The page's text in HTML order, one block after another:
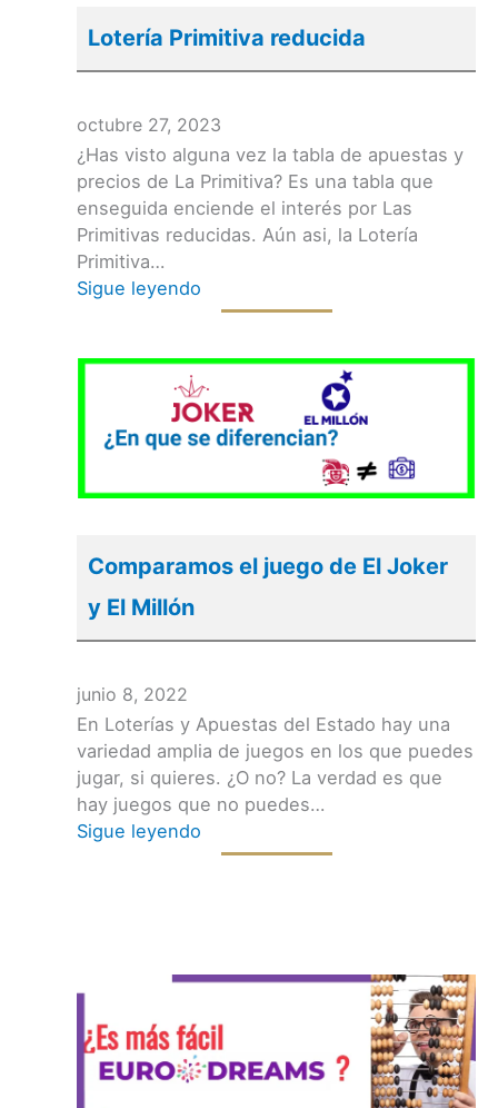
Lotería Primitiva reducida
octubre 27, 2023
¿Has visto alguna vez la tabla de apuestas y
precios de La Primitiva? Es una tabla que
enseguida enciende el interés por Las
Primitivas reducidas. Aún asi, la Lotería
Primitiva…
Sigue leyendo
Comparamos el juego de El Joker
y El Millón
junio 8, 2022
En Loterías y Apuestas del Estado hay una
variedad amplia de juegos en los que puedes
jugar, si quieres. ¿O no? La verdad es que
hay juegos que no puedes…
Sigue leyendo